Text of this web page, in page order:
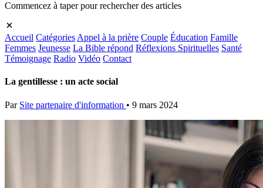
Commencez à taper pour rechercher des articles
Accueil Catégories Appel à la prière Couple Éducation Famille
Femmes Jeunesse La Bible répond Réflexions Spirituelles Santé
Témoignage Radio Vidéo Contact
La gentillesse : un acte social
Par Site partenaire d'information • 9 mars 2024